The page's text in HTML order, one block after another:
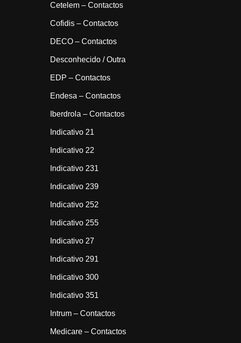
Cetelem – Contactos
Cofidis – Contactos
DECO – Contactos
Desconhecido / Outra
EDP – Contactos
Endesa – Contactos
Iberdrola – Contactos
Indicativo 21
Indicativo 22
Indicativo 231
Indicativo 239
Indicativo 252
Indicativo 255
Indicativo 27
Indicativo 291
Indicativo 300
Indicativo 351
Intrum – Contactos
Medicare – Contactos